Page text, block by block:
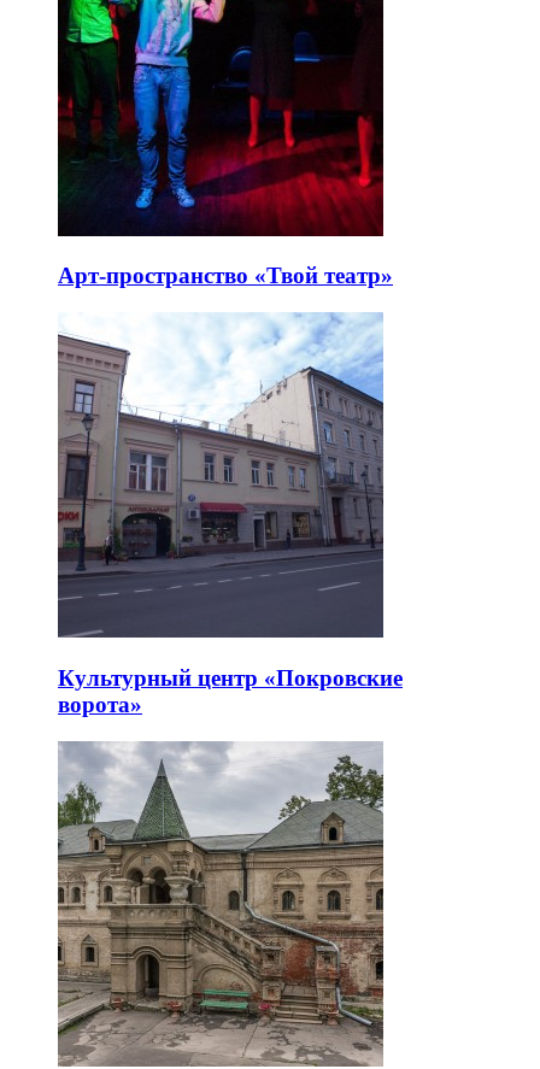
Арт-пространство «Твой театр»
Культурный центр «Покровские
ворота»